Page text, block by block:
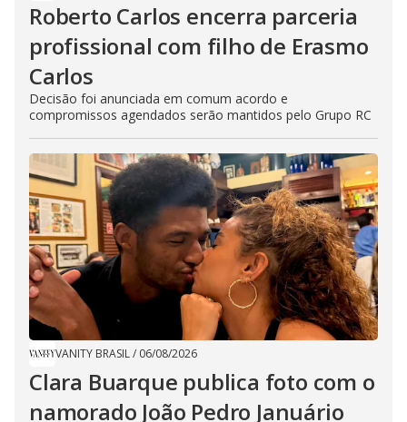
Roberto Carlos encerra parceria
profissional com filho de Erasmo
Carlos
Decisão foi anunciada em comum acordo e
compromissos agendados serão mantidos pelo Grupo RC
VANITY BRASIL/ 06/08/2026
Clara Buarque publica foto com o
namorado João Pedro Januário